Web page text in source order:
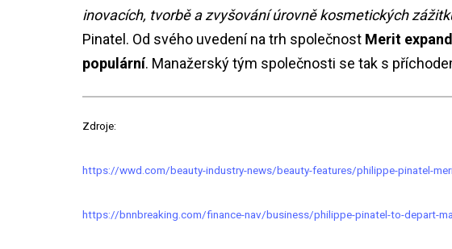
inovacích, tvorbě a zvyšování úrovně kosmetických
Pinatel. Od svého uvedení na trh společnost Merit
populární. Manažerský tým společnosti se tak s
Zdroje:
https://wwd.com/beauty-industry-news/beauty-features/philippe-pinatel-
https://bnnbreaking.com/finance-nav/business/philippe-pinatel-to-depart-